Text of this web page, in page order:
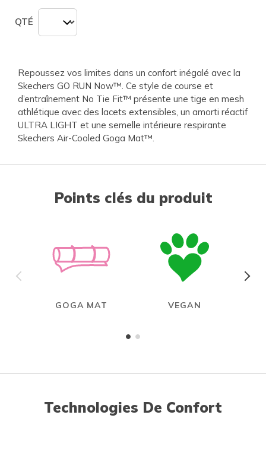
QTÉ
Repoussez vos limites dans un confort inégalé avec la
Skechers GO RUN Now™. Ce style de course et
d’entraînement No Tie Fit™ présente une tige en mesh
athlétique avec des lacets extensibles, un amorti réactif
ULTRA LIGHT et une semelle intérieure respirante
Skechers Air-Cooled Goga Mat™.
Points clés du produit
GOGA MAT
VEGAN
Technologies De Confort